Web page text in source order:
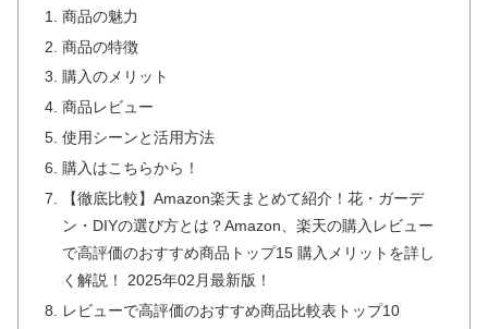
商品の魅力
商品の特徴
購入のメリット
商品レビュー
使用シーンと活用方法
購入はこちらから！
【徹底比較】Amazon楽天まとめて紹介！花・ガーデ
ン・DIYの選び方とは？Amazon、楽天の購入レビュー
で高評価のおすすめ商品トップ15 購入メリットを詳し
く解説！ 2025年02月最新版！
レビューで高評価のおすすめ商品比較表トップ10